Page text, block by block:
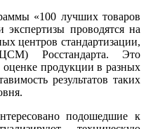
«100 лучших товаров
проводятся на
центров стандартизации,
Росстандарта. Это
оценке продукции в разных
результатов таких
подошедшие к